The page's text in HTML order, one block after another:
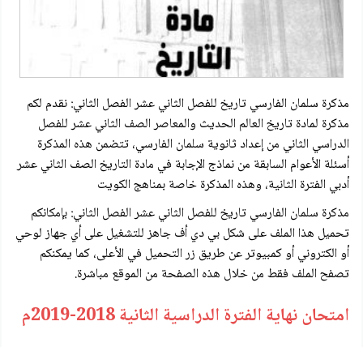
مذكرة سلمان الفارسي تاريخ للفصل الثاني عشر الفصل الثاني: نقدم لكم
مذكرة لمادة تاريخ العالم الحديث والمعاصر الصف الثاني عشر للفصل
الدراسي الثاني من إعداد ثانوية سلمان الفارسي، تتضمن هذه المذكرة
أسئلة الأعوام السابقة من نماذج الإجابة في مادة التاريخ الصف الثاني عشر
أدبي الفترة الثانية، وهذه المذكرة خاصة بمناهج الكويت
مذكرة سلمان الفارسي تاريخ للفصل الثاني عشر الفصل الثاني: بإمكانكم
تحميل هذا الملف على شكل بي دي أف جاهز للتشغيل على أي جهاز لوحي
أو الكتروني أو كمبيوتر عن طريق زر التحميل في الأعلى، كما يمكنكم
تصفح الملف فقط من خلال هذه الصفحة من الموقع مباشرة.
امتحان نهاية الفترة الدراسية الثانية 2018-2019م